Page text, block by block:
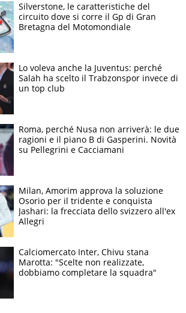
Silverstone, le caratteristiche del
circuito dove si corre il Gp di Gran
Bretagna del Motomondiale
Lo voleva anche la Juventus: perché
Salah ha scelto il Trabzonspor invece di
un top club
Roma, perché Nusa non arriverà: le due
ragioni e il piano B di Gasperini. Novità
su Pellegrini e Cacciamani
Milan, Amorim approva la soluzione
Osorio per il tridente e conquista
Jashari: la frecciata dello svizzero all'ex
Allegri
Calciomercato Inter, Chivu stana
Marotta: "Scelte non realizzate,
dobbiamo completare la squadra"